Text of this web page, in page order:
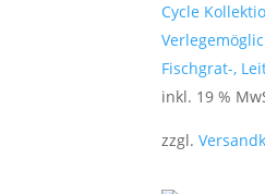
Cycle
Fischgrat-,
inkl. 19 %
zzgl.